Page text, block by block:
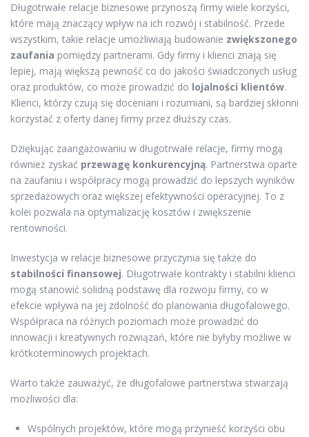
Długotrwałe relacje biznesowe przynoszą firmy wiele korzyści,
które mają znaczący wpływ na ich rozwój i stabilność. Przede
wszystkim, takie relacje umożliwiają budowanie zwiększonego
zaufania pomiędzy partnerami. Gdy firmy i klienci znają się
lepiej, mają większą pewność co do jakości świadczonych usług
oraz produktów, co może prowadzić do lojalności klientów.
Klienci, którzy czują się doceniani i rozumiani, są bardziej skłonni
korzystać z oferty danej firmy przez dłuższy czas.
Dziękując zaangażowaniu w długotrwałe relacje, firmy mogą
również zyskać przewagę konkurencyjną. Partnerstwa oparte
na zaufaniu i współpracy mogą prowadzić do lepszych wyników
sprzedażowych oraz większej efektywności operacyjnej. To z
kolei pozwala na optymalizację kosztów i zwiększenie
rentowności.
Inwestycja w relacje biznesowe przyczynia się także do
stabilności finansowej. Długotrwałe kontrakty i stabilni klienci
mogą stanowić solidną podstawę dla rozwoju firmy, co w
efekcie wpływa na jej zdolność do planowania długofalowego.
Współpraca na różnych poziomach może prowadzić do
innowacji i kreatywnych rozwiązań, które nie byłyby możliwe w
krótkoterminowych projektach.
Warto także zauważyć, że długofalowe partnerstwa stwarzają
możliwości dla:
Wspólnych projektów, które mogą przynieść korzyści obu